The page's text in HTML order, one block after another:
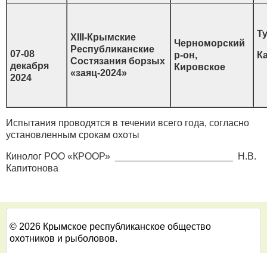
07-08
декабря
2024
ХIII-Крымские
Республиканские
Состязания борзых
«заяц-2024»
Черноморский
р-он,
Кировское
Испытания проводятся в течении всего года, согласно
установленным срокам охоты
Кинолог РОО «КРООР» ______________________ Н.В.
Капитонова
© 2026 Крымское республиканское общество
охотников и рыболовов.